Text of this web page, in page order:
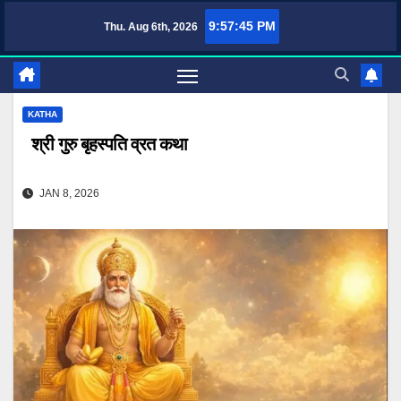
content
Thu. Aug 6th, 2026 9:57:46 PM
TufaWrite – Latest Technology Updates, Informative Knowledge & Spiritual
KATHA
श्री गुरु बृहस्पति व्रत कथा
JAN 8, 2026